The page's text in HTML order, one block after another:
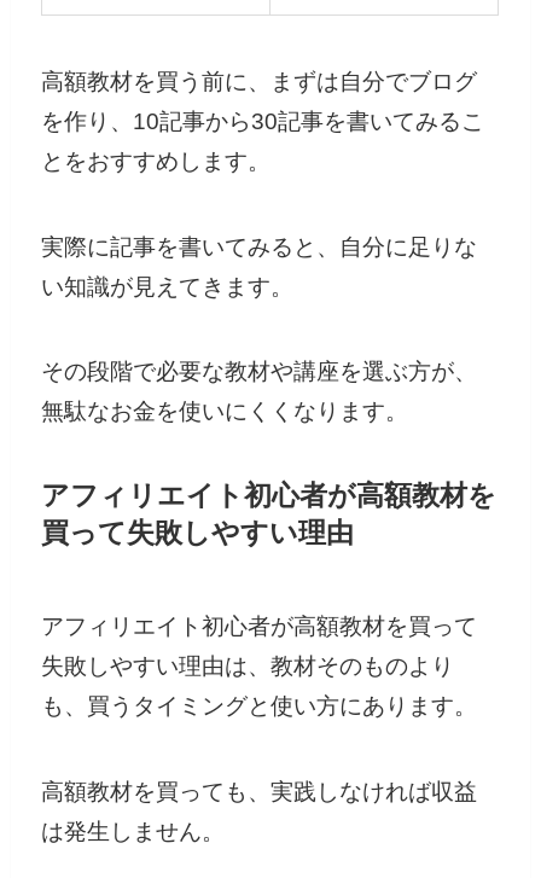
高額教材を買う前に、まずは自分でブログ
を作り、10記事から30記事を書いてみるこ
とをおすすめします。
実際に記事を書いてみると、自分に足りな
い知識が見えてきます。
その段階で必要な教材や講座を選ぶ方が、
無駄なお金を使いにくくなります。
アフィリエイト初心者が高額教材を
買って失敗しやすい理由
アフィリエイト初心者が高額教材を買って
失敗しやすい理由は、教材そのものより
も、買うタイミングと使い方にあります。
高額教材を買っても、実践しなければ収益
は発生しません。